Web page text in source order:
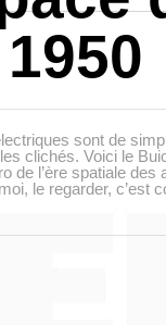
sont de
clichés. Voici le
de l’ère spatiale des
le regarder, c’est